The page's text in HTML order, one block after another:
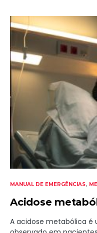
MANUAL DE EMERGÊNCIAS
Acidose
A acidose metabólica